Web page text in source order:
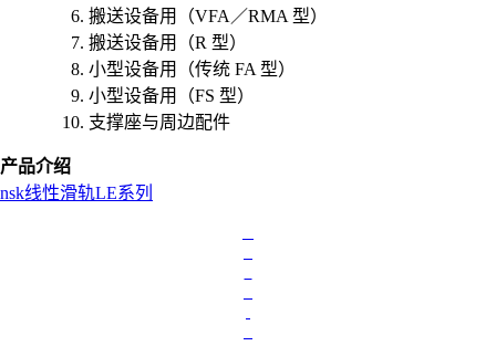
搬送设备用（VFA／RMA 型）
搬送设备用（R 型）
小型设备用（传统 FA 型）
小型设备用（FS 型）
支撑座与周边配件
产品介绍
nsk线性滑轨LE系列